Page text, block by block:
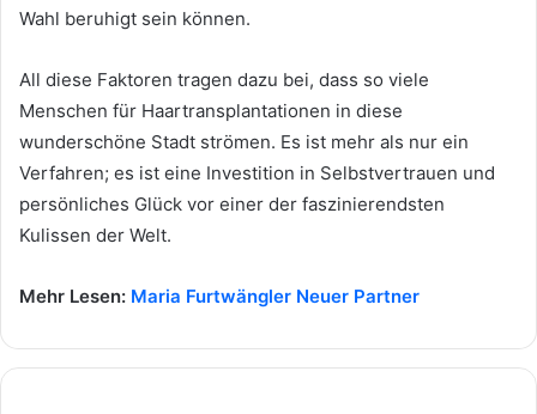
Wahl beruhigt sein können.
All diese Faktoren tragen dazu bei, dass so viele
Menschen für Haartransplantationen in diese
wunderschöne Stadt strömen. Es ist mehr als nur ein
Verfahren; es ist eine Investition in Selbstvertrauen und
persönliches Glück vor einer der faszinierendsten
Kulissen der Welt.
Mehr Lesen: Maria Furtwängler Neuer Partner